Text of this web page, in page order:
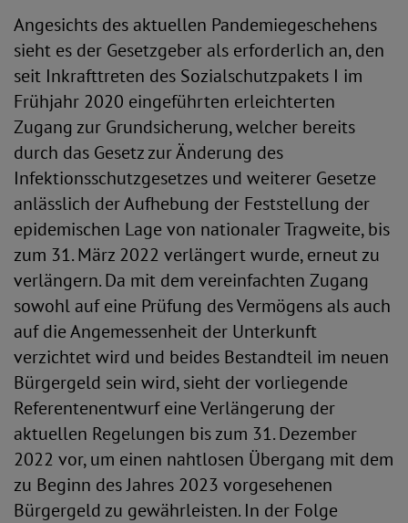
Angesichts des aktuellen Pandemiegeschehens
sieht es der Gesetzgeber als erforderlich an, den
seit Inkrafttreten des Sozialschutzpakets I im
Frühjahr 2020 eingeführten erleichterten
Zugang zur Grundsicherung, welcher bereits
durch das Gesetz zur Änderung des
Infektionsschutzgesetzes und weiterer Gesetze
anlässlich der Aufhebung der Feststellung der
epidemischen Lage von nationaler Tragweite, bis
zum 31. März 2022 verlängert wurde, erneut zu
verlängern. Da mit dem vereinfachten Zugang
sowohl auf eine Prüfung des Vermögens als auch
auf die Angemessenheit der Unterkunft
verzichtet wird und beides Bestandteil im neuen
Bürgergeld sein wird, sieht der vorliegende
Referentenentwurf eine Verlängerung der
aktuellen Regelungen bis zum 31. Dezember
2022 vor, um einen nahtlosen Übergang mit dem
zu Beginn des Jahres 2023 vorgesehenen
Bürgergeld zu gewährleisten. In der Folge